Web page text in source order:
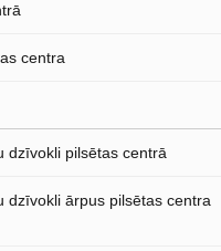
centra
dzīvokli pilsētas centrā
dzīvokli ārpus pilsētas centra